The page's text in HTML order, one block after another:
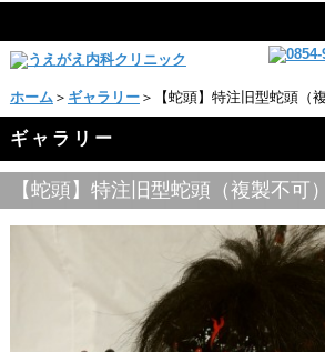
ホーム ＞ ギャラリー＞【蛇頭】特注旧型蛇頭（複
ギャラリー
【蛇頭】特注旧型蛇頭（複製不可）